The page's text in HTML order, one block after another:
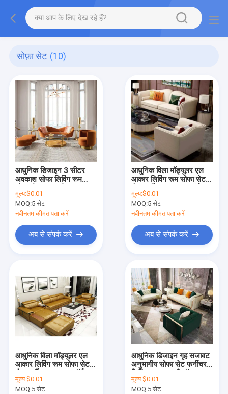
सोफ़ा सेट (10)
आधुनिक डिजाइन 3 सीटर
अवकाश सोफा लिविंग रूम
फर्नीचर लक्जरी लाउंज मखमल
कपड़े सोफा
मूल्य:$0.01
MOQ:5 सेट
नवीनतम कीमत पता करें
अब से संपर्क करें
आधुनिक विला मॉड्यूलर एल
आकार लिविंग रूम सोफा सेट
लक्जरी लेदर सेक्शनल सोफा
मूल्य:$0.01
MOQ:5 सेट
नवीनतम कीमत पता करें
अब से संपर्क करें
आधुनिक विला मॉड्यूलर एल
आकार लिविंग रूम सोफा सेट
लक्जरी लेदर सेक्शनल सोफा
मूल्य:$0.01
MOQ:5 सेट
आधुनिक डिजाइन गृह सजावट
अनुभागीय सोफा सेट फर्नीचर
2 1सीटर चमड़े का सोफा
मूल्य:$0.01
MOQ:5 सेट